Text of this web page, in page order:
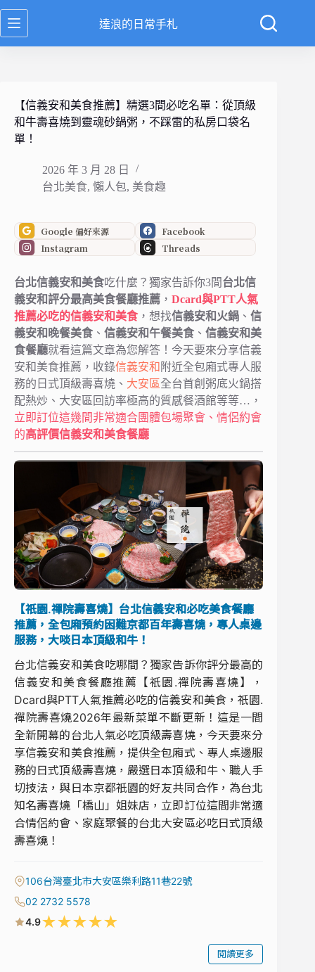
跳
至
達浪的日常手札
【信義安和美食推薦】精選3間必吃名單：從頂級
和牛壽喜燒到靈魂砂鍋粥，不踩雷的私房口袋名
單！
2026 年 3 月 28 日
台北美食, 懶人包, 美食趣
Google 偏好來源
Facebook
Instagram
Threads
台北信義安和美食吃什麼？獨家告訴你3間台北信
義安和評分最高美食餐廳推薦 ， Dcard與PTT人氣
推薦必吃的信義安和美食，想找信義安和火鍋 、 信
義安和晚餐美食 、 信義安和午餐美食 、 信義安和美
食餐廳就看這篇文章為您解答！今天要來分享信義
安和美食推薦，收錄信義安和 附近全包廂式專人服
務的日式頂級壽喜燒、 大安區全台首創粥底火鍋搭
配熱炒、大安區回訪率極高的質感餐酒館等等…，
立即訂位這幾間非常適合團體包場聚會、情侶約會
的高評價信義安和美食餐廳
【祇園.禪院壽喜燒】台北信義安和必吃美食餐廳
推薦，全包廂預約困難京都百年壽喜燒，專人桌邊
服務，大啖日本頂級和牛！
台北信義安和美食吃哪間？獨家告訴你評分最高的
信義安和美食餐廳推薦【祇園.禪院壽喜燒】，
Dcard與PTT人氣推薦必吃的信義安和美食，祇園.
禪院壽喜燒2026年最新菜單不斷更新！這是一間
全新開幕的台北人氣必吃頂級壽喜燒，今天要來分
享信義安和美食推薦，提供全包廂式、專人桌邊服
務的日式頂級壽喜燒，嚴選日本頂級和牛、職人手
切技法，與日本京都祇園的好友共同合作，為台北
知名壽喜燒「橋山」姐妹店，立即訂位這間非常適
合情侶約會、家庭聚餐的台北大安區必吃日式頂級
壽喜燒！
106台灣臺北市大安區樂利路11巷22號
02 2732 5578
4.9★★★★★
閱讀更多